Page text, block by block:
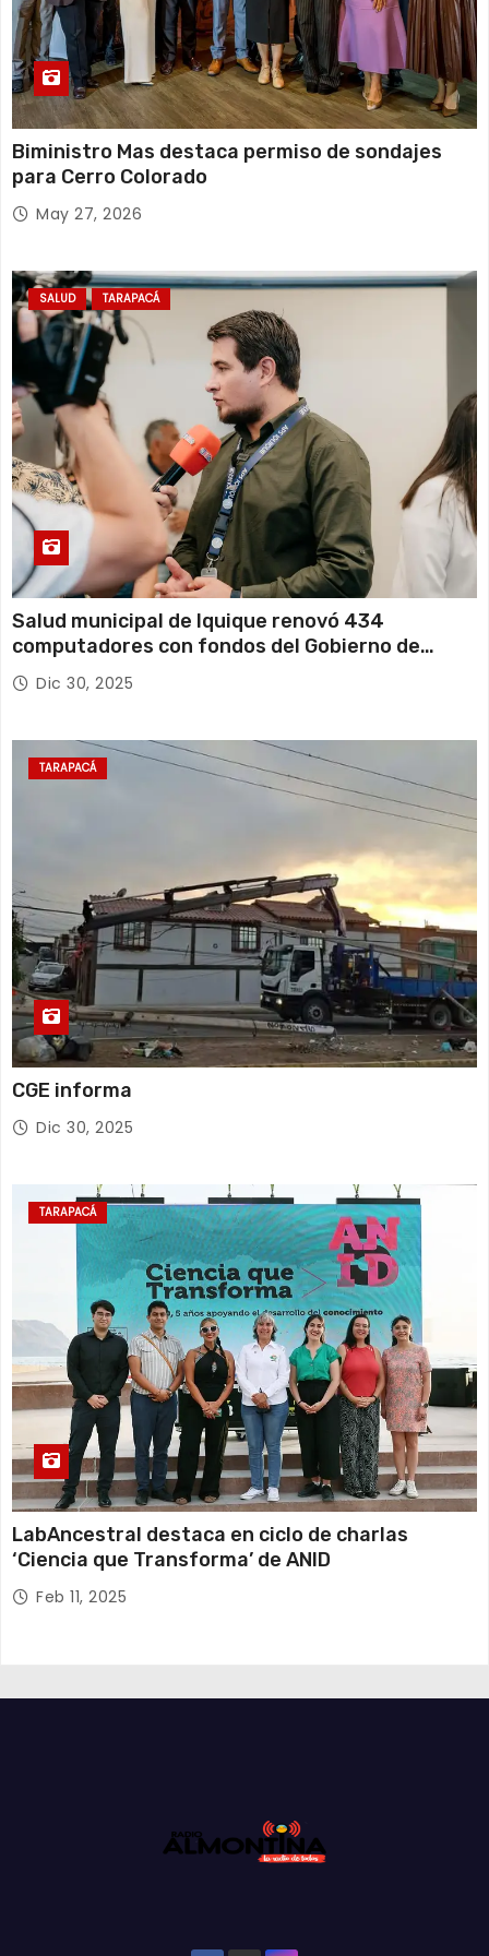
Biministro Mas destaca permiso de sondajes
para Cerro Colorado
May 27, 2026
SALUD TARAPACÁ
Salud municipal de Iquique renovó 434
computadores con fondos del Gobierno de
Tarapacá
Dic 30, 2025
TARAPACÁ
CGE informa
Dic 30, 2025
TARAPACÁ
LabAncestral destaca en ciclo de charlas
‘Ciencia que Transforma’ de ANID
Feb 11, 2025